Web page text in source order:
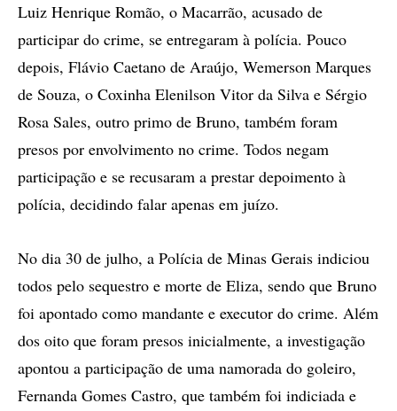
Luiz Henrique Romão, o Macarrão, acusado de
participar do crime, se entregaram à polícia. Pouco
depois, Flávio Caetano de Araújo, Wemerson Marques
de Souza, o Coxinha Elenilson Vitor da Silva e Sérgio
Rosa Sales, outro primo de Bruno, também foram
presos por envolvimento no crime. Todos negam
participação e se recusaram a prestar depoimento à
polícia, decidindo falar apenas em juízo.
No dia 30 de julho, a Polícia de Minas Gerais indiciou
todos pelo sequestro e morte de Eliza, sendo que Bruno
foi apontado como mandante e executor do crime. Além
dos oito que foram presos inicialmente, a investigação
apontou a participação de uma namorada do goleiro,
Fernanda Gomes Castro, que também foi indiciada e